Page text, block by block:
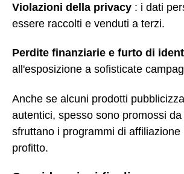
Violazioni della privacy : i dati
essere raccolti e venduti a terzi.
Perdite finanziarie e furto di
all'esposizione a sofisticate
Anche se alcuni prodotti
autentici, spesso sono promossi
sfruttano i programmi di affiliazione
profitto.